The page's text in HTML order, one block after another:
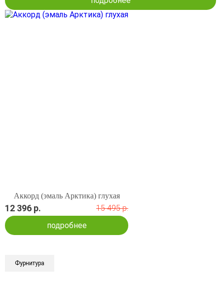
Аккорд (эмаль Арктика) глухая
12 396 р.
15 495 р.
подробнее
Фурнитура